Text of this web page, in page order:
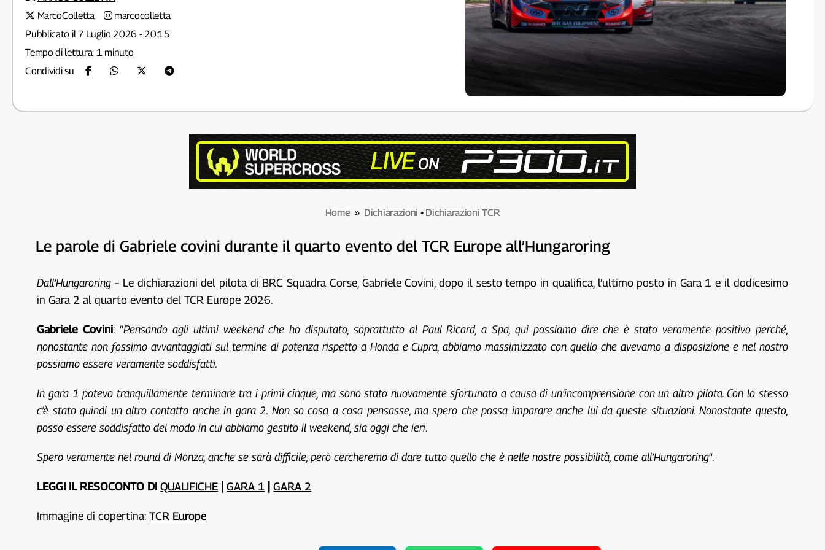
MarcoColletta
marcocolletta
Pubblicato il 7 Luglio 2026 - 20:15
Tempo di lettura: 1 minuto
Condividi su
Home » Dichiarazioni • Dichiarazioni TCR
Le parole di Gabriele covini durante il quarto evento del TCR Europe all’Hungaroring
Dall’Hungaroring – Le dichiarazioni del pilota di BRC Squadra Corse, Gabriele Covini, dopo il sesto tempo in qualifica, l’ultimo posto in Gara 1 e il dodicesimo
in Gara 2 al quarto evento del TCR Europe 2026.
Gabriele Covini: “Pensando agli ultimi weekend che ho disputato, soprattutto al Paul Ricard, a Spa, qui possiamo dire che è stato veramente positivo perché,
nonostante non fossimo avvantaggiati sul termine di potenza rispetto a Honda e Cupra, abbiamo massimizzato con quello che avevamo a disposizione e nel nostro
possiamo essere veramente soddisfatti.
In gara 1 potevo tranquillamente terminare tra i primi cinque, ma sono stato nuovamente sfortunato a causa di un’incomprensione con un altro pilota. Con lo stesso
c’è stato quindi un altro contatto anche in gara 2. Non so cosa a cosa pensasse, ma spero che possa imparare anche lui da queste situazioni. Nonostante questo,
posso essere soddisfatto del modo in cui abbiamo gestito il weekend, sia oggi che ieri.
Spero veramente nel round di Monza, anche se sarà difficile, però cercheremo di dare tutto quello che è nelle nostre possibilità, come all’Hungaroring“.
LEGGI IL RESOCONTO DIQUALIFICHE |GARA 1 |GARA 2
Immagine di copertina:TCR Europe